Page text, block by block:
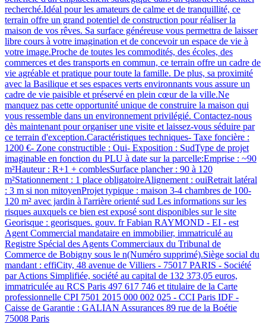
recherché.Idéal pour les amateurs de calme et de tranquillité, ce
terrain offre un grand potentiel de construction pour réaliser la
maison de vos rêves. Sa surface généreuse vous permettra de laisser
libre cours à votre imagination et de concevoir un espace de vie à
votre image.Proche de toutes les commodités, des écoles, des
commerces et des transports en commun, ce terrain offre un cadre de
vie agréable et pratique pour toute la famille. De plus, sa proximité
avec la Basilique et ses espaces verts environnants vous assure un
cadre de vie paisible et préservé en plein cœur de la ville.Ne
manquez pas cette opportunité unique de construire la maison qui
vous ressemble dans un environnement privilégié. Contactez-nous
dès maintenant pour organiser une visite et laissez-vous séduire par
ce terrain d'exception.Caractéristiques techniques- Taxe foncière :
1200 €- Zone constructible : Oui- Exposition : SudType de projet
imaginable en fonction du PLU à date sur la parcelle:Emprise : ~90
m²Hauteur : R+1 + comblesSurface plancher : 90 à 120
m²Stationnement : 1 place obligatoireAlignement : ouiRetrait latéral
: 3 m si non mitoyenProjet typique : maison 3-4 chambres de 100-
120 m² avec jardin à l'arrière orienté sud Les informations sur les
risques auxquels ce bien est exposé sont disponibles sur le site
Georisque : georisques. gouv. fr Fabian RAYMOND - EI - est
Agent Commercial mandataire en immobilier, immatriculé au
Registre Spécial des Agents Commerciaux du Tribunal de
Commerce de Bobigny sous le n(Numéro supprimé).Siège social du
mandant : effiCity, 48 avenue de Villiers - 75017 PARIS - Société
par Actions Simplifiée, société au capital de 132 373,05 euros,
immatriculée au RCS Paris 497 617 746 et titulaire de la Carte
professionnelle CPI 7501 2015 000 002 025 - CCI Paris IDF -
Caisse de Garantie : GALIAN Assurances 89 rue de la Boétie
75008 Paris